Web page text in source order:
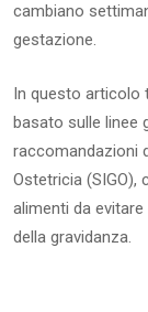
cambiano
gestazione.
In questo articolo
basato sulle linee
raccomandazioni
Ostetricia (SIGO),
alimenti da
della gravidanza.